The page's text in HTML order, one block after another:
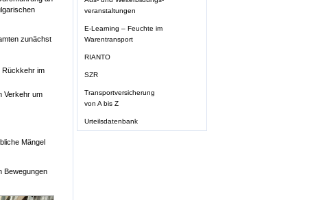
zunächst
Rückkehr im
Verkehr um
Mängel
Bewegungen
veranstaltungen
E-Learning – Feuchte im
Warentransport
RIANTO
SZR
Transportversicherung
von A bis Z
Urteilsdatenbank